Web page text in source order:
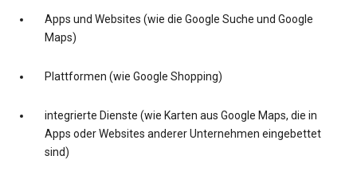
Apps und Websites (wie die Google Suche und Google
Maps)
Plattformen (wie Google Shopping)
integrierte Dienste (wie Karten aus Google Maps, die in
Apps oder Websites anderer Unternehmen eingebettet
sind)